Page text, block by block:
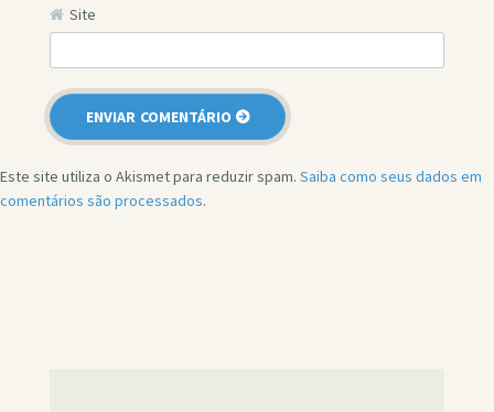
Site
Este site utiliza o Akismet para reduzir spam. Saiba como seus dados em
comentários são processados.